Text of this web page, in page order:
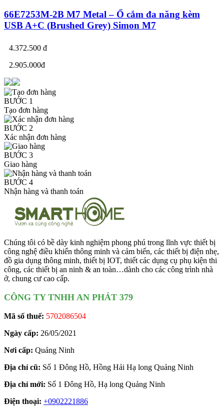
66E7253M-2B M7 Metal – Ổ cắm đa năng kèm
USB A+C (Brushed Grey) Simon M7
4.372.500 đ
2.905.000đ
BƯỚC 1
Tạo đơn hàng
BƯỚC 2
Xác nhận đơn hàng
BƯỚC 3
Giao hàng
BƯỚC 4
Nhận hàng và thanh toán
Chúng tôi có bề dày kinh nghiệm phong phú trong lĩnh vực thiết bị
công nghệ điều khiển thông minh và cảm biến, các thiết bị điện nhẹ,
đồ gia dụng thông minh, thiết bị IOT, thiết các dụng cụ phụ kiện thi
công, các thiết bị an ninh & an toàn…dành cho các công trình nhà
ở, chung cư cao cấp.
CÔNG TY TNHH AN PHÁT 379
Mã số thuế: 5702086504
Ngày cấp: 26/05/2021
Nơi cấp: Quảng Ninh
Địa chỉ cũ: Số 1 Đông Hồ, Hồng Hải Hạ long Quảng Ninh
Địa chỉ mới: Số 1 Đông Hồ, Hạ long Quảng Ninh
Điện thoại: +0902221886